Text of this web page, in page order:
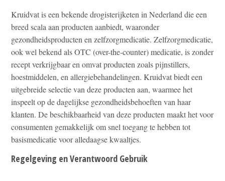
Kruidvat is een bekende drogisterijketen in Nederland die een
breed scala aan producten aanbiedt, waaronder
gezondheidsproducten en zelfzorgmedicatie. Zelfzorgmedicatie,
ook wel bekend als OTC (over-the-counter) medicatie, is zonder
recept verkrijgbaar en omvat producten zoals pijnstillers,
hoestmiddelen, en allergiebehandelingen. Kruidvat biedt een
uitgebreide selectie van deze producten aan, waarmee het
inspeelt op de dagelijkse gezondheidsbehoeften van haar
klanten. De beschikbaarheid van deze producten maakt het voor
consumenten gemakkelijk om snel toegang te hebben tot
basismedicatie voor alledaagse kwaaltjes.
Regelgeving en Verantwoord Gebruik